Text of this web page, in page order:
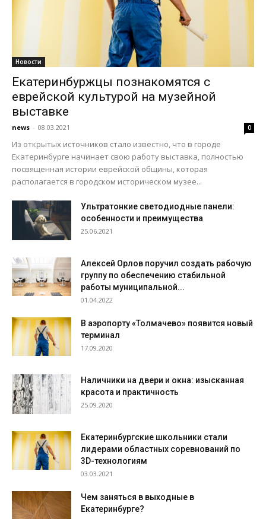
Новости
Екатеринбуржцы познакомятся с
еврейской культурой на музейной
выставке
news - 08.03.2021 0
Из открытых источников стало известно, что в городе
Екатеринбурге начинает свою работу выставка, полностью
посвященная истории еврейской общины, которая
располагается в городском историческом музее...
Ультратонкие светодиодные панели:
особенности и преимущества
25.06.2021
Алексей Орлов поручил создать рабочую
группу по обеспечению стабильной
работы муниципальной...
01.04.2022
В аэропорту «Толмачево» появится новый
терминал
17.09.2020
Наличники на двери и окна: изысканная
красота и практичность
25.09.2020
Екатеринбургские школьники стали
лидерами областных соревнований по
3D-технологиям
03.03.2021
Чем заняться в выходные в
Екатеринбурге?